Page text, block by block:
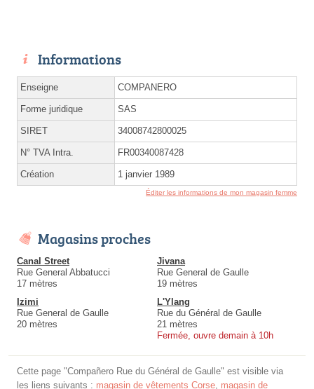
Informations
Enseigne COMPANERO
Forme juridique SAS
SIRET 34008742800025
N° TVA Intra. FR00340087428
Création 1 janvier 1989
Éditer les informations de mon magasin femme
Magasins proches
Canal Street
Rue General Abbatucci
17 mètres
Jivana
Rue General de Gaulle
19 mètres
Izimi
Rue General de Gaulle
20 mètres
L'Ylang
Rue du Général de Gaulle
21 mètres
Fermée, ouvre demain à 10h
Cette page "Compañero Rue du Général de Gaulle" est visible via
les liens suivants : magasin de vêtements Corse magasin de